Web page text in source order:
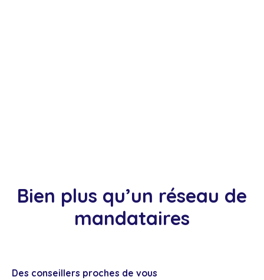
Bien plus qu’un réseau de
mandataires
Des conseillers proches de vous